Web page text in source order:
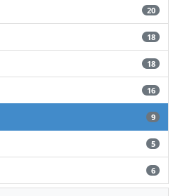
20
18
18
16
9
5
6